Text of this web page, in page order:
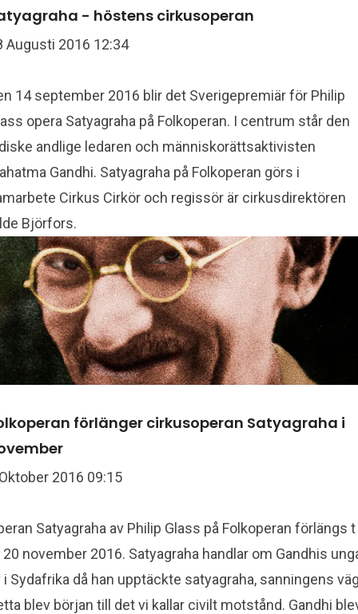
- höstens cirkusoperan
Augusti 2016 12:34
14 september 2016 blir det Sverigepremiär för Philip
opera Satyagraha på Folkoperan. I centrum står den
andlige ledaren och människorättsaktivisten
Gandhi. Satyagraha på Folkoperan görs i
Cirkus Cirkör och regissör är cirkusdirektören
Björfors.
förlänger cirkusoperan Satyagraha i
2016 09:15
Satyagraha av Philip Glass på Folkoperan förlängs
november 2016. Satyagraha handlar om Gandhis
i Sydafrika då han upptäckte satyagraha, sanningens
blev början till det vi kallar civilt motstånd. Gandhi